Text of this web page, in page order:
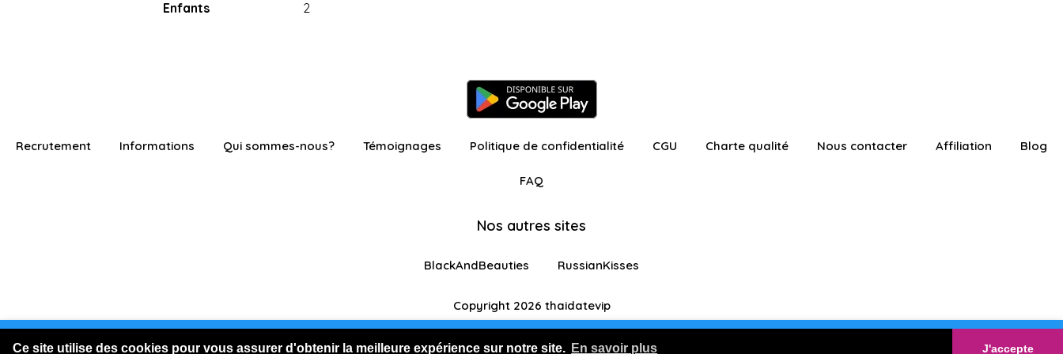
Ce site utilise des cookies pour vous assurer d'obtenir la meilleure expérience sur notre site. En savoir plus J'accepte
Vous êtes connecté en visiteur avec fonctionnalités restreintes Je m'inscris GRATUITEMENT
Enfants
2
Recrutement Informations Qui sommes-nous? Témoignages Politique de confidentialité CGU Charte qualité Nous contacter Affiliation Blog
FAQ
Nos autres sites
BlackAndBeauties RussianKisses
Copyright 2026 thaidatevip